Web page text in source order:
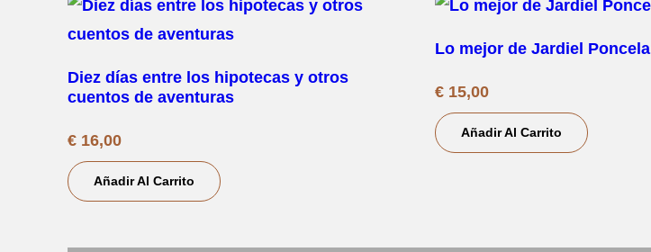
Diez días entre los hipotecas y otros
cuentos de aventuras
€ 16,00
Añadir Al Carrito
Lo mejor de Jardiel Poncela
€ 15,00
Añadir Al Carrito